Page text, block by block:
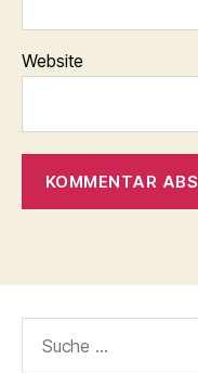
Website
nach: